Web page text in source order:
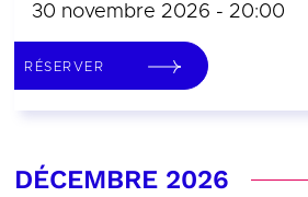
30 novembre 2026 - 20:00
RÉSERVER
DÉCEMBRE 2026